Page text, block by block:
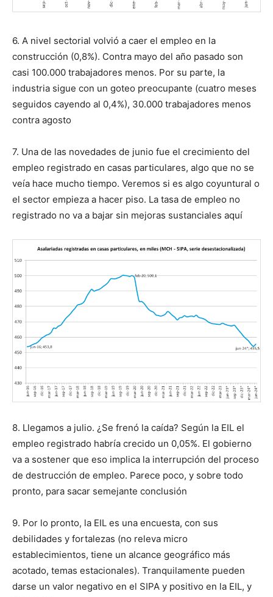
6. A nivel sectorial volvió a caer el empleo en la
construcción (0,8%). Contra mayo del año pasado son
casi 100.000 trabajadores menos. Por su parte, la
industria sigue con un goteo preocupante (cuatro meses
seguidos cayendo al 0,4%), 30.000 trabajadores menos
contra agosto
7. Una de las novedades de junio fue el crecimiento del
empleo registrado en casas particulares, algo que no se
veía hace mucho tiempo. Veremos si es algo coyuntural o
el sector empieza a hacer piso. La tasa de empleo no
registrado no va a bajar sin mejoras sustanciales aquí
8. Llegamos a julio. ¿Se frenó la caída? Según la EIL el
empleo registrado habría crecido un 0,05%. El gobierno
va a sostener que eso implica la interrupción del proceso
de destrucción de empleo. Parece poco, y sobre todo
pronto, para sacar semejante conclusión
9. Por lo pronto, la EIL es una encuesta, con sus
debilidades y fortalezas (no releva micro
establecimientos, tiene un alcance geográfico más
acotado, temas estacionales). Tranquilamente pueden
darse un valor negativo en el SIPA y positivo en la EIL, y